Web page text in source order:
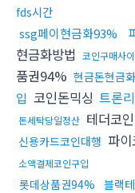
fds시간
ssg페이현금화93%
현금화방법 코인구매사
품권94% 현금돈현금화
입 코인돈믹싱 트론
돈세탁당일정산 테더코
신용카드코인대행 파
소액결제코인구입
롯데상품권94% 블랙